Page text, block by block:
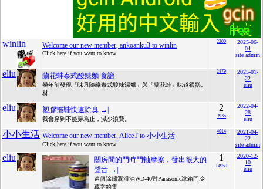
winlin Welcome our new member, ankoanku3 to winlin
Click here if you want to know
2200
2025-06-
04
site admin
eliu 蘭花蚌泰式酸辣麵 食譜
幾年前發現「味丹隨緣泰式酸辣湯麵」與「蘭花蚌」味道很搭。
材
2479
2025-01-
22
eliu
eliu 塑膠拖鞋快速除臭 →|
我會穿到不能穿為止，減少浪費。
2
9935
2022-04-
28
eliu
小小生活 Welcome our new member, AliceT to 小小生活
Click here if you want to know
4014
2021-04-
22
site admin
eliu
關房間的門時門軸摩擦，發出很大的
聲音 →|
這個除鏽潤滑油WD-40對Panasonic冰箱門冷
藏室的電
1
14959
2020-12-
10
eliu